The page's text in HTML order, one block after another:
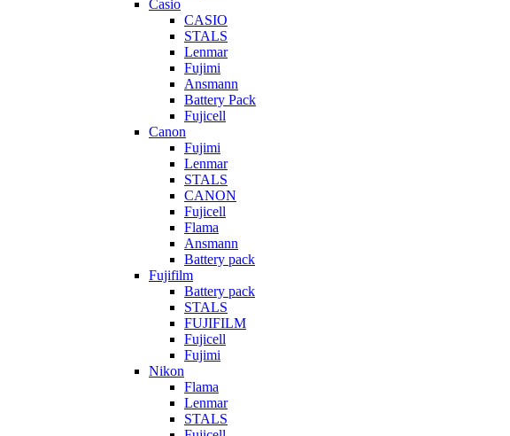
Casio
CASIO
STALS
Lenmar
Fujimi
Ansmann
Battery Pack
Fujicell
Canon
Fujimi
Lenmar
STALS
CANON
Fujicell
Flama
Ansmann
Battery pack
Fujifilm
Battery pack
STALS
FUJIFILM
Fujicell
Fujimi
Nikon
Flama
Lenmar
STALS